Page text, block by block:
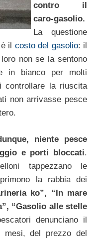
contro il
caro-gasolio.
La questione
il costo del gasolio: il
non se la sentono
in bianco per molti
controllare la riuscita
non arrivasse pesce
niente pesce
e porti bloccati.
tappezzano le
la rabbia dei
ko”, “In mare
“Gasolio alle stelle
denunciano il
mesi, del prezzo del